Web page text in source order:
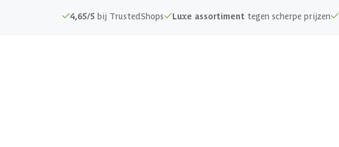
4,65/5 bij TrustedShops Luxe assortiment tegen scherpe prijzen